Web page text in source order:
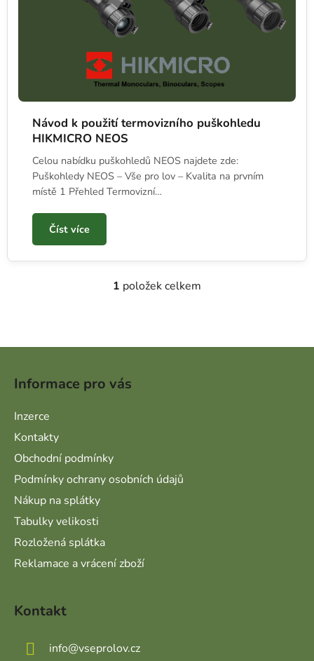
Návod k použití termovizního puškohledu
HIKMICRO NEOS
Celou nabídku puškohledů NEOS najdete zde:
Puškohledy NEOS – Vše pro lov – Kvalita na prvním
místě 1 Přehled Termovizní…
Číst více
Ovládací prvky výpisu
1 položek celkem
Informace pro vás
Inzerce
Kontakty
Obchodní podmínky
Podmínky ochrany osobních údajů
Nákup na splátky
Tabulky velikosti
Rozložená splátka
Reklamace a vrácení zboží
Kontakt
info@vseprolov.cz